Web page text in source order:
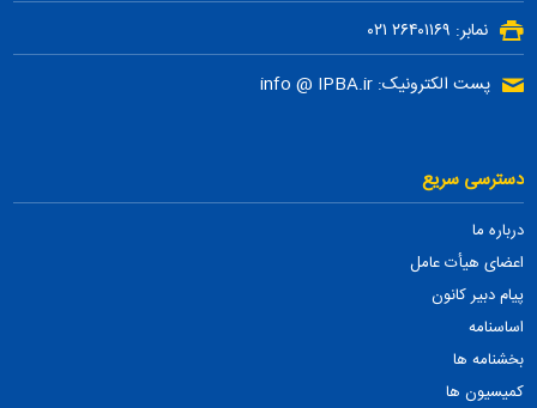
نمابر: ۲۶۴۰۱۱۶۹ ۰۲۱
پست الکترونیک: info @ IPBA.ir
دسترسی سریع
درباره ما
اعضای هیأت عامل
پیام دبیر کانون
اساسنامه
بخشنامه ها
کمیسیون ها